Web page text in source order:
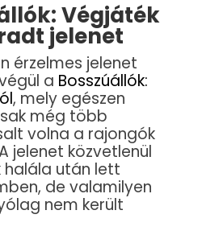
Végjáték
jelenet
érzelmes jelenet
a Bosszúállók:
, mely egészen
még több
volna a rajongók
jelenet közvetlenül
halála után lett
de valamilyen
nem került